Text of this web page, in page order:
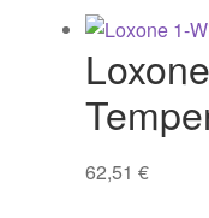
62,51 €